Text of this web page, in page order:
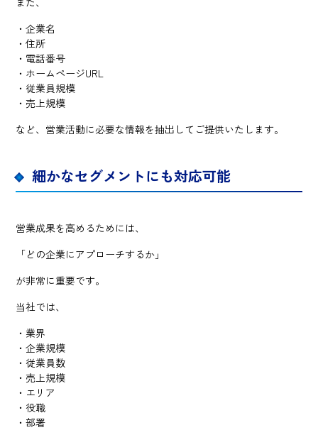
・企業名
・住所
・電話番号
・ホームページURL
・従業員規模
・売上規模
など、営業活動に必要な情報を抽出してご提供いたします。
細かなセグメントにも対応可能
営業成果を高めるためには、
「どの企業にアプローチするか」
が非常に重要です。
当社では、
・業界
・企業規模
・従業員数
・売上規模
・エリア
・役職
・部署